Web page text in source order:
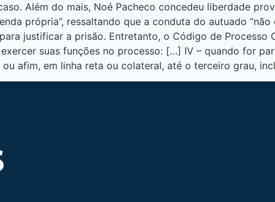
Além do mais, Noé Pacheco concedeu liberdade
própria”, ressaltando que a conduta do autuado
justificar a prisão. Entretanto, o Código de Processo
suas funções no processo: […] IV – quando for
afim, em linha reta ou colateral, até o terceiro grau,